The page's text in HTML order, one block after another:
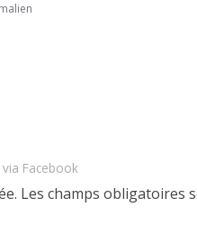
Facebook
Les champs obligatoires